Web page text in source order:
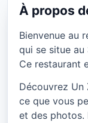
Un
Paris
★ 4/5
À propos
Bienvenue au
qui se situe au
Ce restaurant
Découvrez
ce que vous
et des